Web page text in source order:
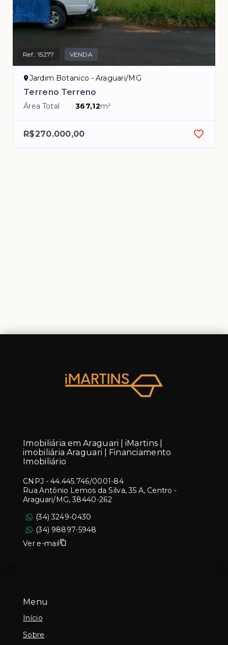
Ref.:15277 VENDA
Jardim Botanico - Araguari/MG
Terreno Terreno
Área Total 367,12m²
R$270.000,00
Menu
Início
Sobre
Imobiliária em Araguari | iMartins |
imobiliária Araguari | Financiamento
Imobiliário
CNPJ - 44.445.746/0001-84
Rua Antônio Lemos da Silva, 35 A, Centro -
Araguari/MG, 38440-262
(34) 3249-0430
(34) 98897-5948
Ver e-mail